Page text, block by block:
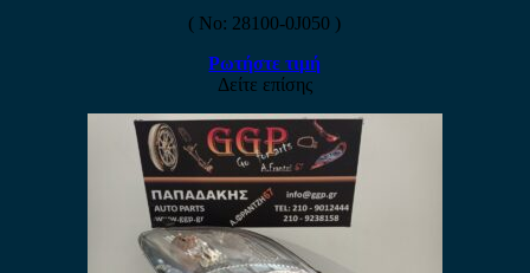
( No: 28100-0J050 )
Ρωτήστε τιμή
Δείτε επίσης